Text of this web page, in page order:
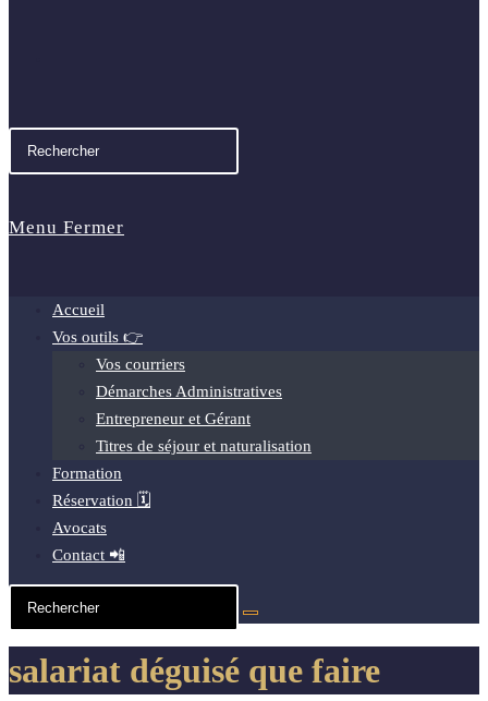
Menu Fermer
Accueil
Vos outils 👉
Vos courriers
Démarches Administratives
Entrepreneur et Gérant
Titres de séjour et naturalisation
Formation
Réservation 🗓️
Avocats
Contact 📲
salariat déguisé que faire